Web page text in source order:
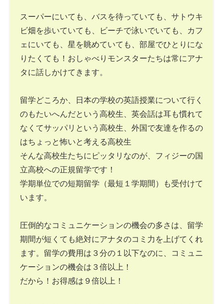
スーパーにいても、バスを待っていても、サトウキ
ビ畑を歩いていても、ビーチで泳いでいても、カフ
ェにいても、星を眺めていても、部屋でひとりにな
りたくても！おしゃべりモンスターたちは常にアナ
タに話しかけてきます。
留学どころか、日本の学校の英語授業について行く
のもたいへんだという高校生、英会話は耳も慣れて
なくてサッパリという高校生、外国で友達を作るの
はちょっと怖いと考える高校生
そんな高校生たちにピッタリなのが、フィジーの国
立高校への正規留学です！
学期単位での短期留学（最短１学期間）も受付けて
います。
圧倒的なコミュニケーションの機会の多さは、留学
期間が短くても絶対にアナタのコミ力を上げてくれ
ます。留学の費用は３分の１以下なのに、コミュニ
ケーションの機会は３倍以上！
だから！お得感は９倍以上！